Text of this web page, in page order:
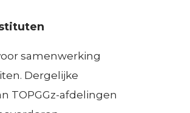
samenwerking
Dergelijke
TOPGGz-afdelingen